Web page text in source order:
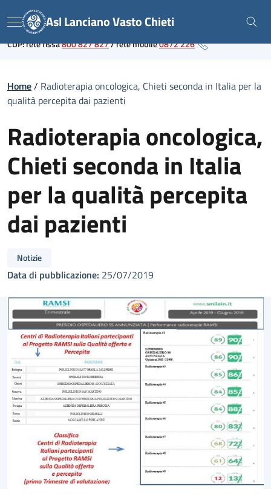
to
content
Link al portale sanitario regionale
Menu Asl Lanciano Vasto Chieti
CUP: rete fissa800 827 827/rete mobile0872 226
Home/ Radioterapia oncologica, Chieti seconda in Italia per la
qualità percepita dai pazienti
Radioterapia oncologica,
Chieti seconda in Italia
per la qualità percepita
dai pazienti
Notizie
Data di pubblicazione: 25/07/2019